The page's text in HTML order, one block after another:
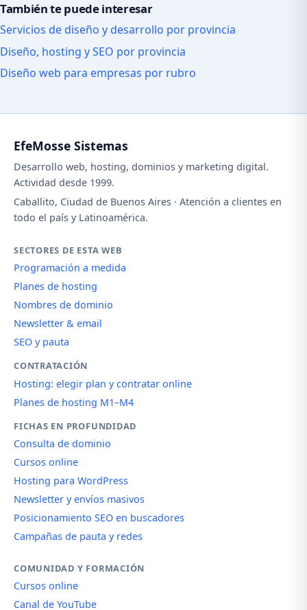
También te puede interesar
Servicios de diseño y desarrollo por provincia
Diseño, hosting y SEO por provincia
Diseño web para empresas por rubro
EfeMosse Sistemas
Desarrollo web, hosting, dominios y marketing digital.
Actividad desde 1999.
Caballito, Ciudad de Buenos Aires · Atención a clientes en
todo el país y Latinoamérica.
SECTORES DE ESTA WEB
Programación a medida
Planes de hosting
Nombres de dominio
Newsletter & email
SEO y pauta
CONTRATACIÓN
Hosting: elegir plan y contratar online
Planes de hosting M1–M4
FICHAS EN PROFUNDIDAD
Consulta de dominio
Cursos online
Hosting para WordPress
Newsletter y envíos masivos
Posicionamiento SEO en buscadores
Campañas de pauta y redes
COMUNIDAD Y FORMACIÓN
Cursos online
Canal de YouTube